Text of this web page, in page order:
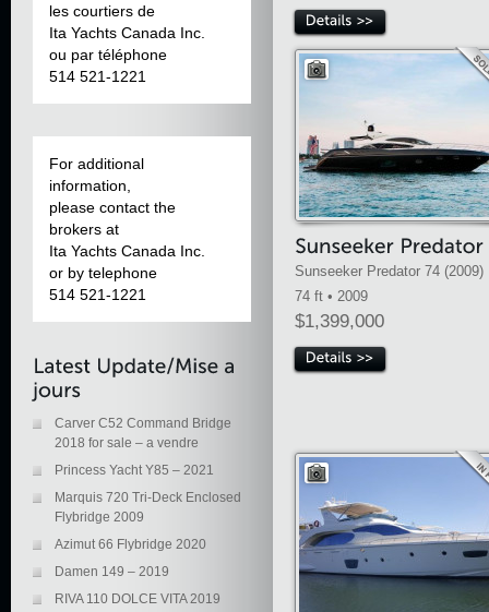
les courtiers de
Ita Yachts Canada Inc.
ou par téléphone
514 521-1221
For additional
information,
please contact the
brokers at
Ita Yachts Canada Inc.
or by telephone
514 521-1221
Carver C52 Command Bridge
2018 for sale – a vendre
Princess Yacht Y85 – 2021
Marquis 720 Tri-Deck Enclosed
Flybridge 2009
Azimut 66 Flybridge 2020
Damen 149 – 2019
RIVA 110 DOLCE VITA 2019
Sunseeker Predator 74 (2009)
74 ft • 2009
$1,399,000